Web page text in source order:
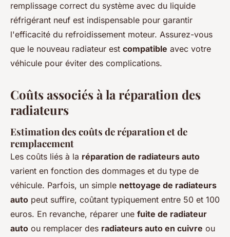
remplissage correct du système avec du liquide
réfrigérant neuf est indispensable pour garantir
l'efficacité du refroidissement moteur. Assurez-vous
que le nouveau radiateur est compatible avec votre
véhicule pour éviter des complications.
Coûts associés à la réparation des
radiateurs
Estimation des coûts de réparation et de
remplacement
Les coûts liés à la réparation de radiateurs auto
varient en fonction des dommages et du type de
véhicule. Parfois, un simple nettoyage de radiateurs
auto peut suffire, coûtant typiquement entre 50 et 100
euros. En revanche, réparer une fuite de radiateur
auto ou remplacer des radiateurs auto en cuivre ou